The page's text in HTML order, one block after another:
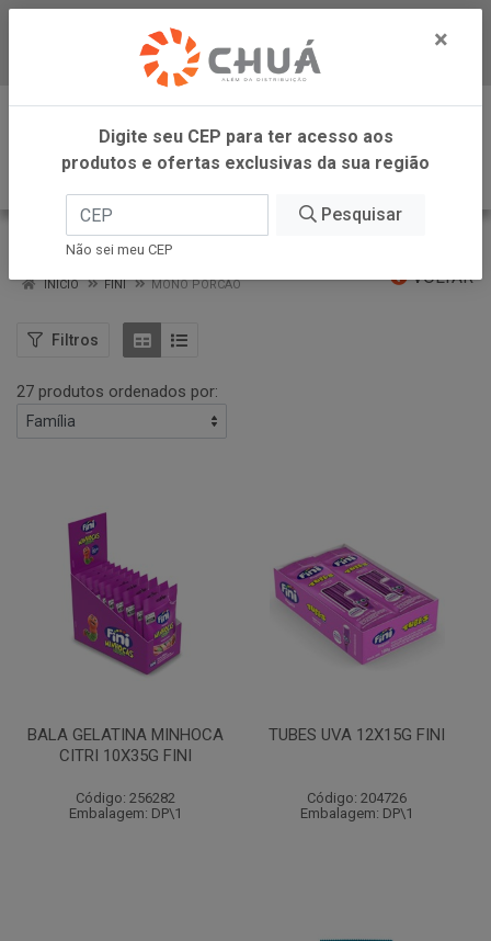
Baixe já nosso APP
0
MONO PORCAO
VOLTAR
INÍCIO FINI MONO PORCAO
Filtros
27 produtos ordenados por:
BALA GELATINA MINHOCA
CITRI 10X35G FINI
Código: 256282
Embalagem: DP\1
TUBES UVA 12X15G FINI
Código: 204726
Embalagem: DP\1
×
Digite seu CEP para ter acesso aos
produtos e ofertas exclusivas da sua região
Pesquisar
Não sei meu CEP